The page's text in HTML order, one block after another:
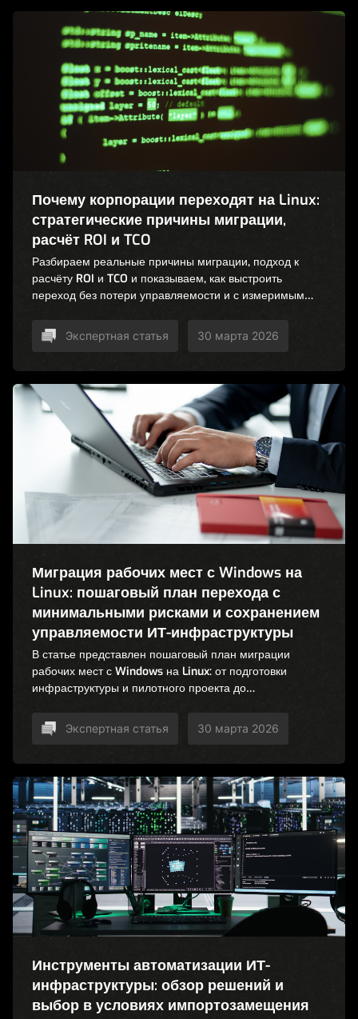
Почему корпорации переходят на Linux:
стратегические причины миграции,
расчёт ROI и TCO
Разбираем реальные причины миграции, подход к
расчёту ROI и TCO и показываем, как выстроить
переход без потери управляемости и с измеримым
Экспертная статья 30 марта 2026
Миграция рабочих мест с Windows на
Linux: пошаговый план перехода с
минимальными рисками и сохранением
управляемости ИТ-инфраструктуры
В статье представлен пошаговый план миграции
рабочих мест с Windows на Linux: от подготовки
инфраструктуры и пилотного проекта до
Экспертная статья 30 марта 2026
Инструменты автоматизации ИТ-
инфраструктуры: обзор решений и
выбор в условиях импортозамещения